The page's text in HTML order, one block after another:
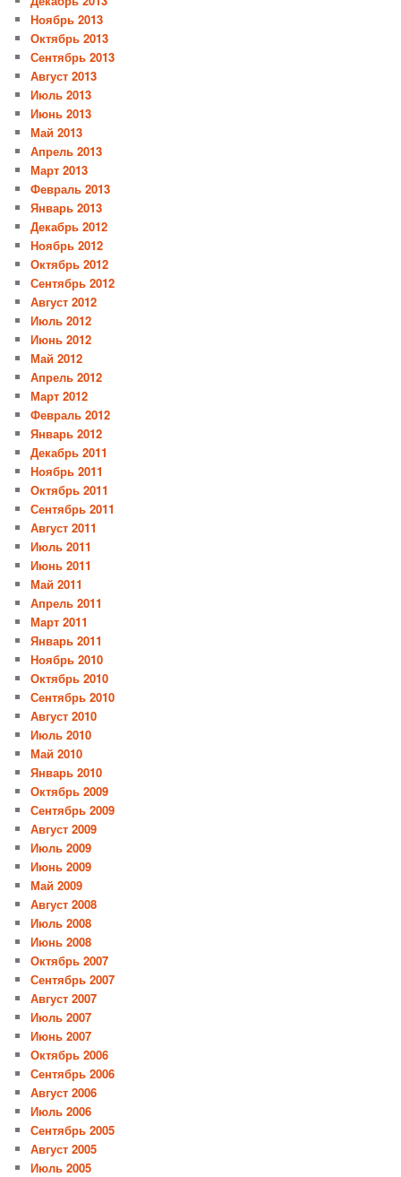
Ноябрь 2013
Октябрь 2013
Сентябрь 2013
Август 2013
Июль 2013
Июнь 2013
Май 2013
Апрель 2013
Март 2013
Февраль 2013
Январь 2013
Декабрь 2012
Ноябрь 2012
Октябрь 2012
Сентябрь 2012
Август 2012
Июль 2012
Июнь 2012
Май 2012
Апрель 2012
Март 2012
Февраль 2012
Январь 2012
Декабрь 2011
Ноябрь 2011
Октябрь 2011
Сентябрь 2011
Август 2011
Июль 2011
Июнь 2011
Май 2011
Апрель 2011
Март 2011
Январь 2011
Ноябрь 2010
Октябрь 2010
Сентябрь 2010
Август 2010
Июль 2010
Май 2010
Январь 2010
Октябрь 2009
Сентябрь 2009
Август 2009
Июль 2009
Июнь 2009
Май 2009
Август 2008
Июль 2008
Июнь 2008
Октябрь 2007
Сентябрь 2007
Август 2007
Июль 2007
Июнь 2007
Октябрь 2006
Сентябрь 2006
Август 2006
Июль 2006
Сентябрь 2005
Август 2005
Июль 2005